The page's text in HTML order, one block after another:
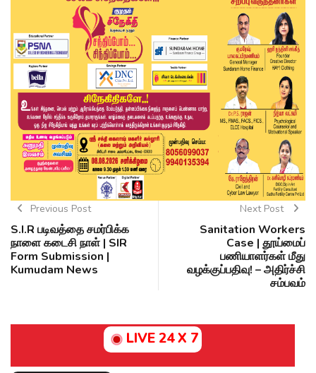
Previous Post
S.I.R படிவத்தை சமர்பிக்க
நாளை கடைசி நாள் | SIR
Form Submission |
Kumudam News
Next Post
Sanitation Workers
Case | தூய்மைப்
பணியாளர்கள் மீது
வழக்குப்பதிவு! – அதிர்ச்சி
சம்பவம்
LIVE 24 X 7